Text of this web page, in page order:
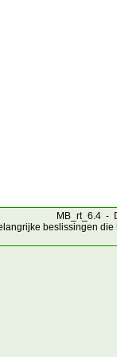
MB_rt_6.4 -
beslissingen